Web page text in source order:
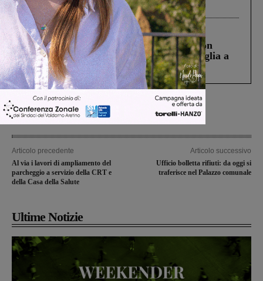
processo, lo stop ai sorpassi fra tir....
Cronaca 3 Agosto 2026
Scomparso da una struttura di Castiglion
Fiorentino l’uomo che aveva ucciso la figlia a
Levane nel 2020
Articolo precedente
Al via i lavori di ampliamento del
parcheggio a servizio della CRT e
della Casa della Salute
Articolo successivo
Ufficio bolletta rifiuti: da oggi si
traferisce nel Palazzo comunale
Ultime Notizie